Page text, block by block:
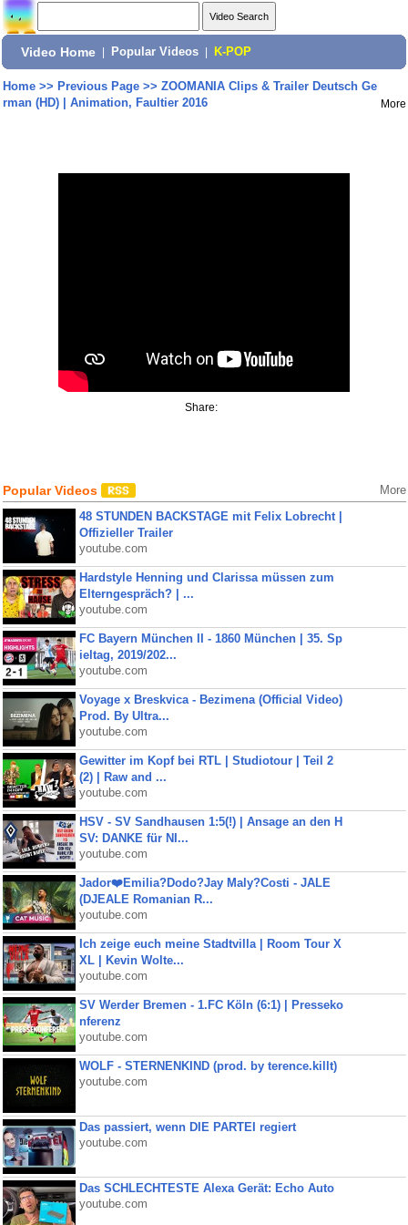
Video Home Popular Videos K-POP
Home>> Previous Page>> ZOOMANIA Clips & Trailer Deutsch Ge
rman (HD) | Animation, Faultier 2016
More
Share:
Popular Videos More
48 STUNDEN BACKSTAGE mit Felix Lobrecht |
Offizieller Trailer
youtube.com
Hardstyle Henning und Clarissa müssen zum
Elterngespräch? | ...
youtube.com
FC Bayern München II - 1860 München | 35. Sp
ieltag, 2019/202...
youtube.com
Voyage x Breskvica - Bezimena (Official Video)
Prod. By Ultra...
youtube.com
Gewitter im Kopf bei RTL | Studiotour | Teil 2
(2) | Raw and ...
youtube.com
HSV - SV Sandhausen 1:5(!) | Ansage an den H
SV: DANKE für NI...
youtube.com
Jador❤️Emilia?Dodo?Jay Maly?Costi - JALE
(DJEALE Romanian R...
youtube.com
Ich zeige euch meine Stadtvilla | Room Tour X
XL | Kevin Wolte...
youtube.com
SV Werder Bremen - 1.FC Köln (6:1) | Presseko
nferenz
youtube.com
WOLF - STERNENKIND (prod. by terence.killt)
youtube.com
Das passiert, wenn DIE PARTEI regiert
youtube.com
Das SCHLECHTESTE Alexa Gerät: Echo Auto
youtube.com